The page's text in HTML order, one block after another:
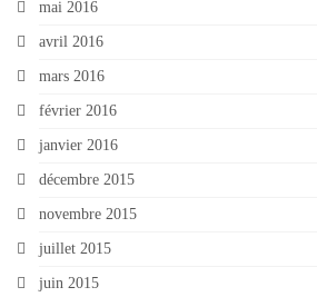
mai 2016
avril 2016
mars 2016
février 2016
janvier 2016
décembre 2015
novembre 2015
juillet 2015
juin 2015